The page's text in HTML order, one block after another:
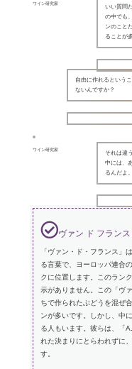
ワイン研究家
いい質問
の中でも
ンのこと
ることが
自由に作れるという
ないんですか？
ワイン研究家
それは違
中には、
るんだよ。
ヴァン ド フランス
「ヴァン・ド・フランス」
る言葉で、ヨーロッパ連合
クに位置します。このラン
示がありません。この「ヴ
ちで作られたぶどうを混ぜ
ンが多いです。しかし、中
る人もいます。彼らは、「
れた決まりにとらわれずに
す。